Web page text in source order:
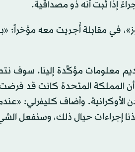
إذا ثبت أنه ذو مصداقية.
في مقابلة أُجريت معه مؤخراً:
معلومات مؤكَّدة إلينا، سوف
المملكة المتحدة كانت قد
وأضاف كليفرلي:
إجراءات حيال ذلك، وسنفعل